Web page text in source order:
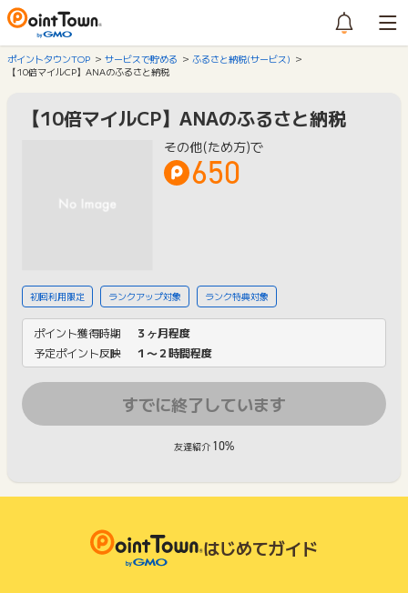
ポイントタウンTOP サービスで貯める
ふるさと納税(サービス)
【10倍マイルCP】ANAのふるさと納税
【10倍マイルCP】ANAのふるさと納税
その他(ため方)で
650
初回利用限定 ランクアップ対象 ランク特典対象
ポイント獲得時期
３ヶ月程度
予定ポイント反映
１〜２時間程度
すでに終了しています
友達紹介 10%
はじめてガイド